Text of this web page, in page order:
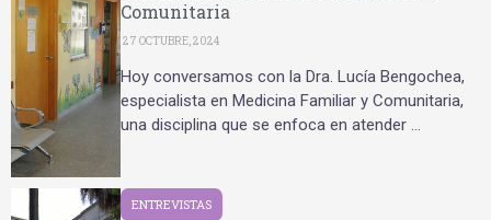
Comunitaria
27 OCTUBRE, 2024
Hoy conversamos con la Dra. Lucía Bengochea,
especialista en Medicina Familiar y Comunitaria,
una disciplina que se enfoca en atender …
ENTREVISTAS